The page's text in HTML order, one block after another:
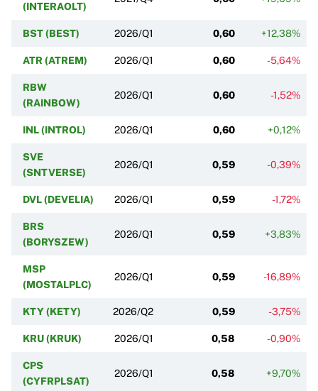
(INTERAOLT)
BST (BEST) 2026/Q1 0,60 +12,38%
ATR (ATREM) 2026/Q1 0,60 -5,64%
RBW
(RAINBOW)
2026/Q1 0,60 -1,52%
INL (INTROL) 2026/Q1 0,60 +0,12%
SVE
(SNTVERSE)
2026/Q1 0,59 -0,39%
DVL (DEVELIA) 2026/Q1 0,59 -1,72%
BRS
(BORYSZEW)
2026/Q1 0,59 +3,83%
MSP
(MOSTALPLC)
2026/Q1 0,59 -16,89%
KTY (KETY) 2026/Q2 0,59 -3,75%
KRU (KRUK) 2026/Q1 0,58 -0,90%
CPS
(CYFRPLSAT)
2026/Q1 0,58 +9,70%